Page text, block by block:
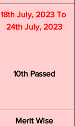
18th July, 2023 To
24th July, 2023
10th Passed
Merit Wise